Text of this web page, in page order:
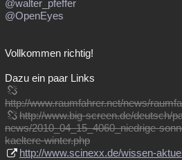
@walter_pfeffer
@OpenEyes
Vollkommen richtig!
Dazu ein paar Links
http://www.raumfahrer.net/news/
http://www.big-screen.de/deutsch/
news/2010_04_15_4060_niedrige-
kaeltere-winter.php
http://www.scinexx.de/wissen-